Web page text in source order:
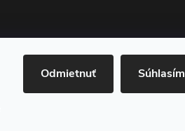
Odmietnuť Súhlasím